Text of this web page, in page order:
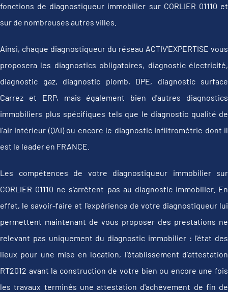
fonctions de diagnostiqueur immobilier sur CORLIER 01110 et
sur de nombreuses autres villes.
Ainsi, chaque diagnostiqueur du réseau ACTIV'EXPERTISE vous
proposera les diagnostics obligatoires, diagnostic électricité,
diagnostic gaz, diagnostic plomb, DPE, diagnostic surface
Carrez et ERP, mais également bien d'autres diagnostics
immobiliers plus spécifiques tels que le diagnostic qualité de
l'air intérieur (QAI) ou encore le diagnostic Infiltrométrie dont il
est le leader en FRANCE.
Les compétences de votre diagnostiqueur immobilier sur
CORLIER 01110 ne s'arrêtent pas au diagnostic immobilier. En
effet, le savoir-faire et l'expérience de votre diagnostiqueur lui
permettent maintenant de vous proposer des prestations ne
relevant pas uniquement du diagnostic immobilier : l'état des
lieux pour une mise en location, l'établissement d’attestation
RT2012 avant la construction de votre bien ou encore une fois
les travaux terminés une attestation d'achèvement de fin de